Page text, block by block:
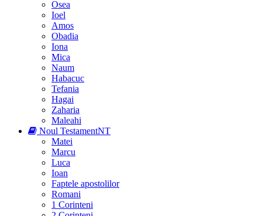
Osea
Ioel
Amos
Obadia
Iona
Mica
Naum
Habacuc
Tefania
Hagai
Zaharia
Maleahi
Noul TestamentNT
Matei
Marcu
Luca
Ioan
Faptele apostolilor
Romani
1 Corinteni